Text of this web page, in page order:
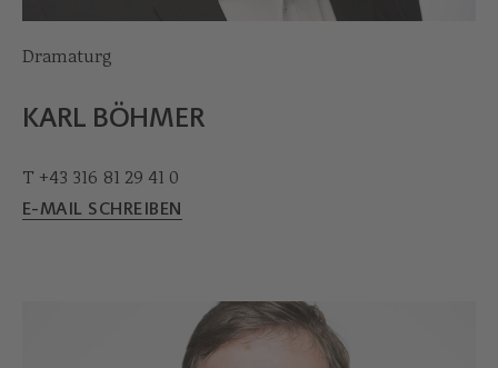
Dramaturg
KARL BÖHMER
T +43 316 81 29 41 0
E-MAIL SCHREIBEN